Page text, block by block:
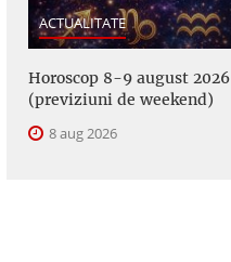
ACTUALITATE
Horoscop 8-9 august 2026
(previziuni de weekend)
8 aug 2026